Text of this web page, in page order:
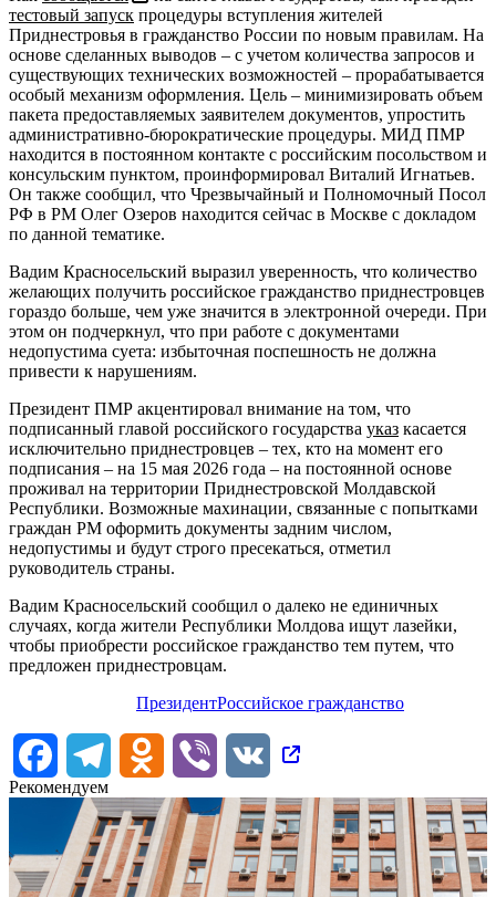
тестовый запуск процедуры вступления жителей
Приднестровья в гражданство России по новым правилам. На
основе сделанных выводов – с учетом количества запросов и
существующих технических возможностей – прорабатывается
особый механизм оформления. Цель – минимизировать объем
пакета предоставляемых заявителем документов, упростить
административно-бюрократические процедуры. МИД ПМР
находится в постоянном контакте с российским посольством и
консульским пунктом, проинформировал Виталий Игнатьев.
Он также сообщил, что Чрезвычайный и Полномочный Посол
РФ в РМ Олег Озеров находится сейчас в Москве с докладом
по данной тематике.
Вадим Красносельский выразил уверенность, что количество
желающих получить российское гражданство приднестровцев
гораздо больше, чем уже значится в электронной очереди. При
этом он подчеркнул, что при работе с документами
недопустима суета: избыточная поспешность не должна
привести к нарушениям.
Президент ПМР акцентировал внимание на том, что
подписанный главой российского государства указ касается
исключительно приднестровцев – тех, кто на момент его
подписания – на 15 мая 2026 года – на постоянной основе
проживал на территории Приднестровской Молдавской
Республики. Возможные махинации, связанные с попытками
граждан РМ оформить документы задним числом,
недопустимы и будут строго пресекаться, отметил
руководитель страны.
Вадим Красносельский сообщил о далеко не единичных
случаях, когда жители Республики Молдова ищут лазейки,
чтобы приобрести российское гражданство тем путем, что
предложен приднестровцам.
ПрезидентРоссийское гражданство
FacebookTelegram Odnoklassniki
Viber
VK
Рекомендуем